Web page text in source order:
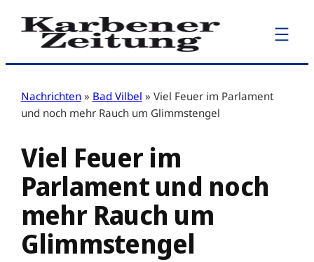
Zum
Inhalt
Nachrichten » Bad Vilbel » Viel Feuer im Parlament
und noch mehr Rauch um Glimmstengel
Viel Feuer im
Parlament und noch
mehr Rauch um
Glimmstengel